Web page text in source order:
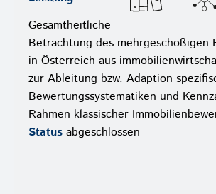
Gesamtheitliche
Betrachtung des mehrgeschoßigen
in Österreich aus
zur Ableitung bzw. Adaption
Bewertungssystematiken und
Rahmen klassischer
Status abgeschlossen